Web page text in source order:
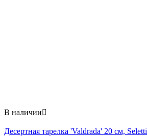
В наличии
Десертная тарелка 'Valdrada' 20 см, Seletti